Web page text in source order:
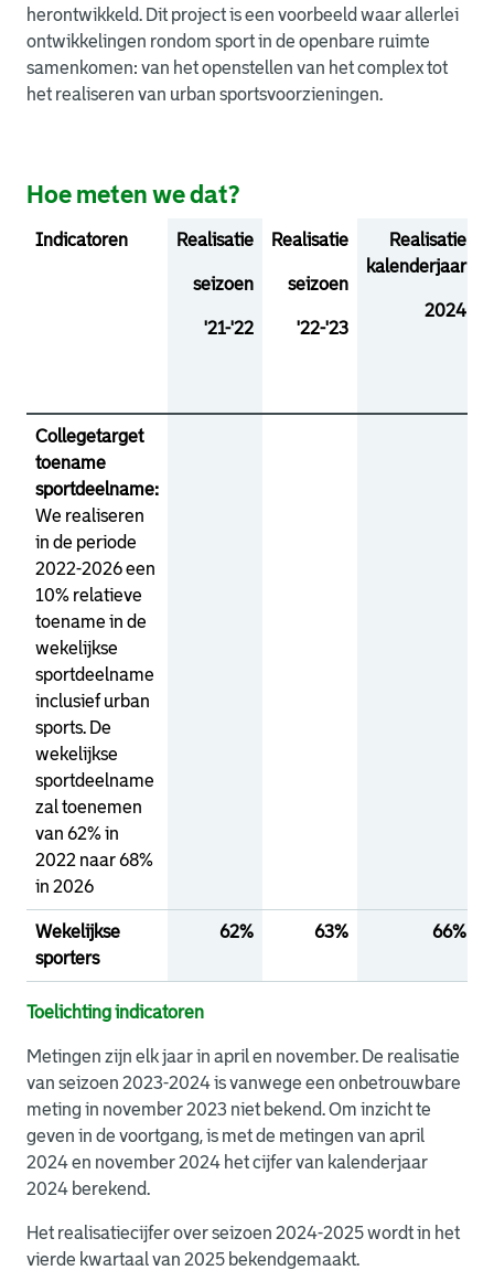
herontwikkeld. Dit project is een voorbeeld waar allerlei
ontwikkelingen rondom sport in de openbare ruimte
samenkomen: van het openstellen van het complex tot
het realiseren van urban sportsvoorzieningen.
Hoe meten we dat?
Indicatoren Realisatie
seizoen
'21-'22
Realisatie
seizoen
'22-'23
Realisatie
kalenderjaar
2024
Collegetarget
toename
sportdeelname:
We realiseren
in de periode
2022-2026 een
10% relatieve
toename in de
wekelijkse
sportdeelname
inclusief urban
sports. De
wekelijkse
sportdeelname
zal toenemen
van 62% in
2022 naar 68%
in 2026
Wekelijkse
sporters
62% 63% 66%
Toelichting indicatoren
Metingen zijn elk jaar in april en november. De realisatie
van seizoen 2023-2024 is vanwege een onbetrouwbare
meting in november 2023 niet bekend. Om inzicht te
geven in de voortgang, is met de metingen van april
2024 en november 2024 het cijfer van kalenderjaar
2024 berekend.
Het realisatiecijfer over seizoen 2024-2025 wordt in het
vierde kwartaal van 2025 bekendgemaakt.